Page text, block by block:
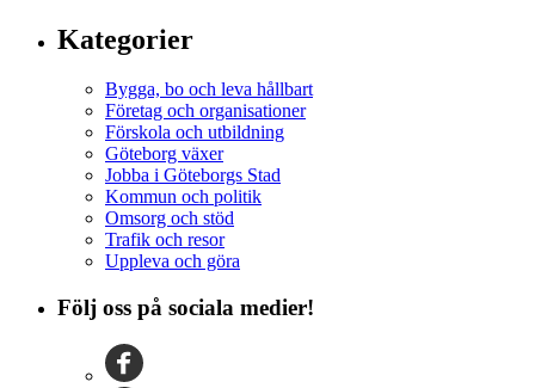
Kategorier
Bygga, bo och leva hållbart
Företag och organisationer
Förskola och utbildning
Göteborg växer
Jobba i Göteborgs Stad
Kommun och politik
Omsorg och stöd
Trafik och resor
Uppleva och göra
Följ oss på sociala medier!